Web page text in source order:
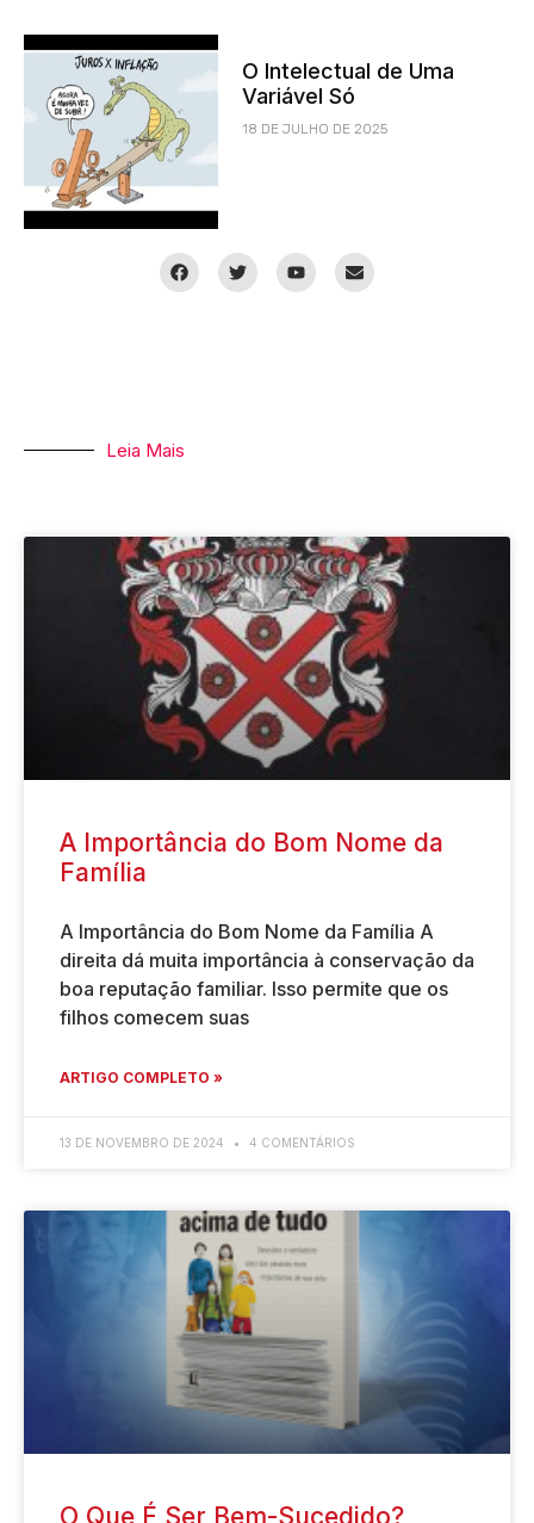
O Intelectual de Uma
Variável Só
18 DE JULHO DE 2025
Leia Mais
A Importância do Bom Nome da
Família
A Importância do Bom Nome da Família A
direita dá muita importância à conservação da
boa reputação familiar. Isso permite que os
filhos comecem suas
ARTIGO COMPLETO »
13 DE NOVEMBRO DE 2024 4 COMENTÁRIOS
O Que É Ser Bem-Sucedido?